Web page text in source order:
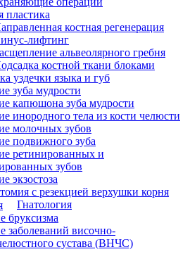
пластика
костная регенерация
лифтинг
альвеолярного гребня
костной ткани блоками
уздечки языка и губ
зуба мудрости
капюшона зуба мудрости
инородного тела из кости челюсти
молочных зубов
подвижного зуба
ретинированных и
зубов
экзостоза
с резекцией верхушки корня
Гнатология
бруксизма
заболеваний височно-
сустава (ВНЧС)